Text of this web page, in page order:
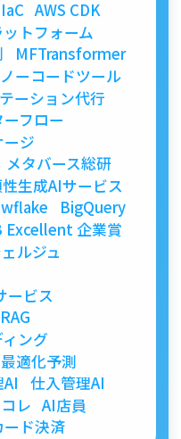
IaC AWS CDK
ットフォーム
MFTransformer
ノーコードツール
ーション代行
フロー
ジ
メタバース総研
生成AIサービス
BigQuery
Excellent 企業賞
ルジュ
ービス
RAG
ング
最適化予測
仕入管理AI
レ AI店員
ード決済